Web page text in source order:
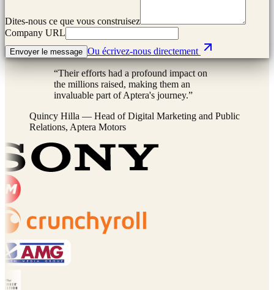
Dites-nous ce que vous construisez
Company URL
Envoyer le message Ou écrivez-nous directement
“Their efforts had a profound impact on
the millions raised, making them an
invaluable part of Aptera's journey.”
Quincy Hilla — Head of Digital Marketing and Public
Relations, Aptera Motors